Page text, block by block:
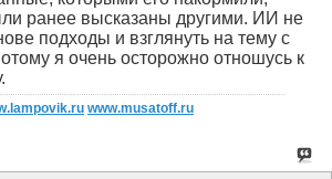
ранее высказаны другими. ИИ не
подходы и взглянуть на тему с
я очень осторожно отношусь к
www.musatoff.ru